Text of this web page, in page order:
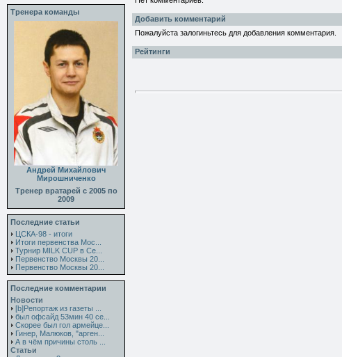
Тренера команды
Андрей Михайлович
Мирошниченко
Тренер вратарей с 2005 по
2009
Последние статьи
ЦСКА-98 - итоги
Итоги первенства Мос...
Турнир MILK CUP в Се...
Первенство Москвы 20...
Первенство Москвы 20...
Последние комментарии
Новости
[b]Репортаж из газеты ...
был офсайд 53мин 40 се...
Скорее был гол армейце...
Гинер, Малюков, "арген...
А в чём причины столь ...
Статьи
Добавить комментарий
Пожалуйста залогиньтесь для добавления комментария.
Рейтинги